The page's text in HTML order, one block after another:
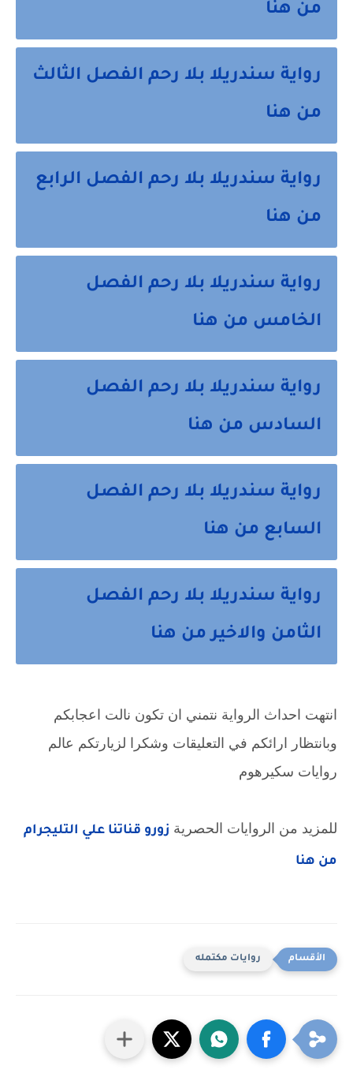
من هنا
رواية سندريلا بلا رحم الفصل الثالث
من هنا
رواية سندريلا بلا رحم الفصل الرابع
من هنا
رواية سندريلا بلا رحم الفصل
الخامس من هنا
رواية سندريلا بلا رحم الفصل
السادس من هنا
رواية سندريلا بلا رحم الفصل
السابع من هنا
رواية سندريلا بلا رحم الفصل
الثامن والاخير من هنا
انتهت احداث الرواية نتمني ان تكون نالت اعجابكم
وبانتظار ارائكم في التعليقات وشكرا لزيارتكم عالم
روايات سكيرهوم
للمزيد من الروايات الحصرية زورو قناتنا علي التليجرام
من هنا
روايات مكتمله